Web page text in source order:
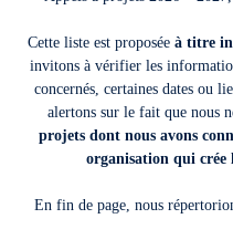
Cette liste est proposée à titre
invitons à vérifier les
concernés, certaines dates ou
alertons sur le fait que nous
projets dont nous avons
organisation qui crée
En fin de page, nous